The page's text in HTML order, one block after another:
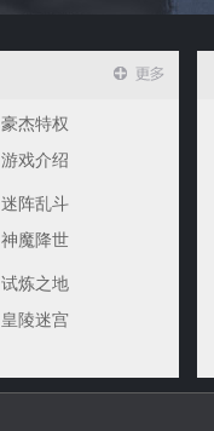
豪杰特权
游戏介绍
迷阵乱斗
神魔降世
试炼之地
皇陵迷宫